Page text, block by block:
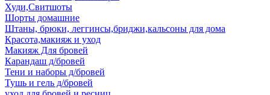
Худи,Свитшоты
Шорты домашние
Штаны, брюки, леггинсы,бриджи,кальсоны для дома
Красота,макияж и уход
Макияж Для бровей
Карандаш д/бровей
Тени и наборы д/бровей
Тушь и гель д/бровей